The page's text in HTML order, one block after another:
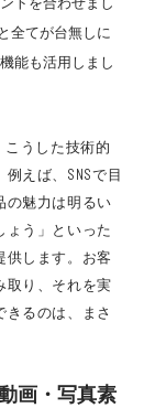
全てが台無しに
能も活用しまし
こうした技術的
えば、SNSで目
の魅力は明るい
ょう」といった
供します。お客
取り、それを実
るのは、まさ
画・写真素